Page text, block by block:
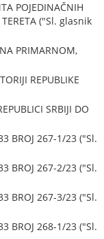
POJEDINAČNIH
("Sl. glasnik
PRIMARNOM,
REPUBLIKE
SRBIJI DO
BROJ 267-1/23 ("Sl.
BROJ 267-2/23 ("Sl.
BROJ 267-3/23 ("Sl.
BROJ 268-1/23 ("Sl.